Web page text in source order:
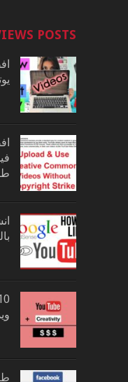
POSTS